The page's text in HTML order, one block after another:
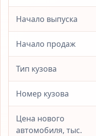
Начало выпуска
Начало продаж
Тип кузова
Номер кузова
Цена нового
автомобиля, тыс.